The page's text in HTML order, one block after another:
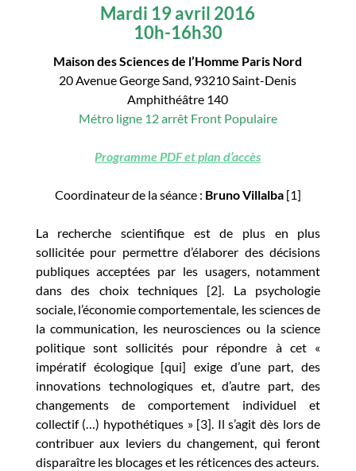
Mardi 19 avril 2016
10h-16h30
Maison des Sciences de l’Homme Paris Nord
20 Avenue George Sand, 93210 Saint-Denis
Amphithéâtre 140
Métro ligne 12 arrêt Front Populaire
Programme PDF et plan d’accès
Coordinateur de la séance : Bruno Villalba [1]
La recherche scientifique est de plus en plus
sollicitée pour permettre d’élaborer des décisions
publiques acceptées par les usagers, notamment
dans des choix techniques [2]. La psychologie
sociale, l’économie comportementale, les sciences de
la communication, les neurosciences ou la science
politique sont sollicités pour répondre à cet «
impératif écologique [qui] exige d’une part, des
innovations technologiques et, d’autre part, des
changements de comportement individuel et
collectif (…) hypothétiques » [3]. Il s’agit dès lors de
contribuer aux leviers du changement, qui feront
disparaître les blocages et les réticences des acteurs.